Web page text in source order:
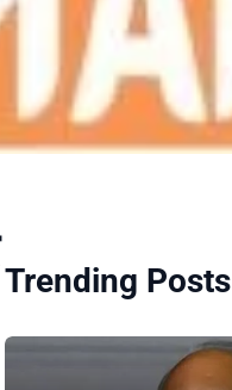
Trending Posts